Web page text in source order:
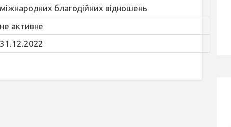
міжнародних благодійних відношень
не активне
31.12.2022